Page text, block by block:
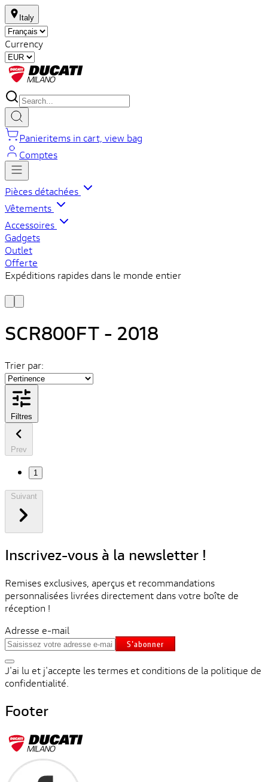
Italy
Currency
Panieritems in cart, view bag
Comptes
Pièces détachées
Vêtements
Accessoires
Gadgets
Outlet
Offerte
Expéditions rapides dans le monde entier
SCR800FT - 2018
Trier par:
Filtres
Prev
1
Inscrivez-vous à la newsletter !
Remises exclusives, aperçus et recommandations
personnalisées livrées directement dans votre boîte de
réception !
Adresse e-mail
S'abonner
J'ai lu et j'accepte les termes et conditions de la politique de
confidentialité.
Footer